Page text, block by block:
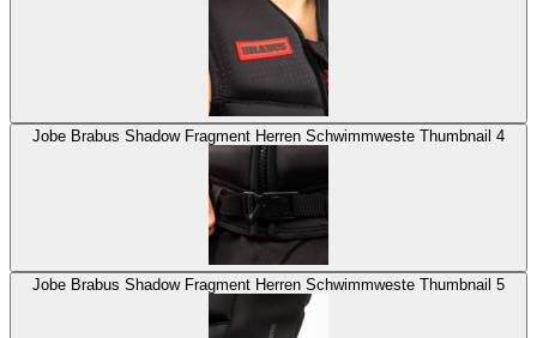
Jobe Brabus Shadow Fragment Herren Schwimmweste Thumbnail 4
Jobe Brabus Shadow Fragment Herren Schwimmweste Thumbnail 5